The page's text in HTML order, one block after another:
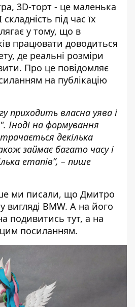
3D-торт - це маленька
складність під час їх
у тому, що в
працювати доводиться
де реальні розміри
Про це повідомляє
на публікацію
приходить власна уява і
Іноді на формування
декілька
займає багато часу і
етапів”, – пише
ми писали, що Дмитро
вигляді BMW. А на його
подивитись тут, а на
цим посиланням.